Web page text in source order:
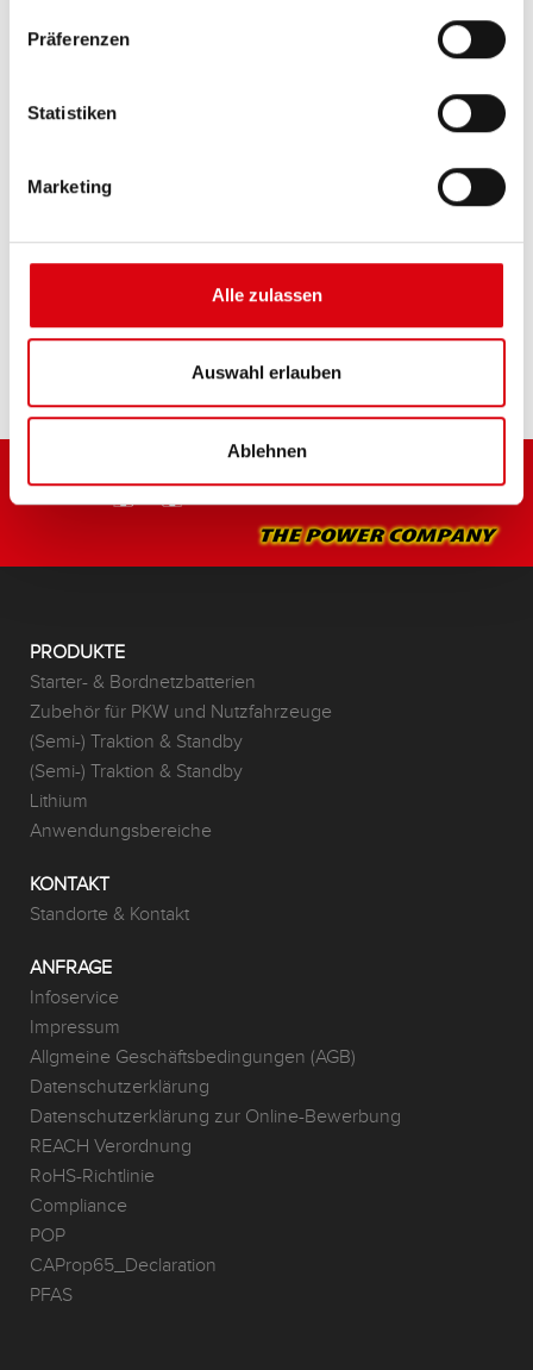
Präferenzen
Statistiken
Marketing
Alle zulassen
Auswahl erlauben
Ablehnen
EFB 690 17
Die besten und leistungsfähigsten Banner
Vorgaben führender europäischer KFZ-Hersteller.
Originalqualität zum Nachrüsten.
PRODUKTE
Starter- & Bordnetzbatterien
Zubehör für PKW und Nutzfahrzeuge
(Semi-) Traktion & Standby
(Semi-) Traktion & Standby
Lithium
Anwendungsbereiche
KONTAKT
Standorte & Kontakt
ANFRAGE
Infoservice
Impressum
Allgmeine Geschäftsbedingungen (AGB)
Datenschutzerklärung
Datenschutzerklärung zur Online-Bewerbung
REACH Verordnung
RoHS-Richtlinie
Compliance
POP
CAProp65_Declaration
PFAS